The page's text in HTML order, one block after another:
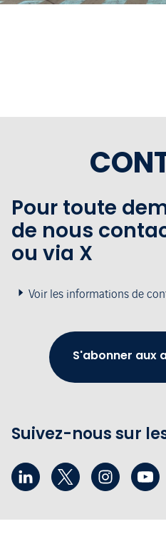
Pour toute
de nous
ou via X
Voir les informations de
S'abonner aux
Suivez-nous sur